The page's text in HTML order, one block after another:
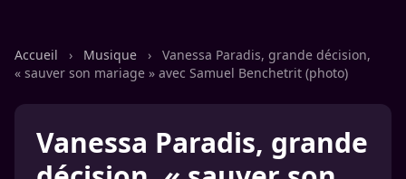
Accueil › Musique ›
Vanessa Paradis, grande décision,
« sauver son mariage » avec Samuel Benchetrit (photo)
Vanessa Paradis, grande